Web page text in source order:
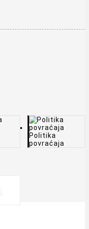
Politika
povraćaja